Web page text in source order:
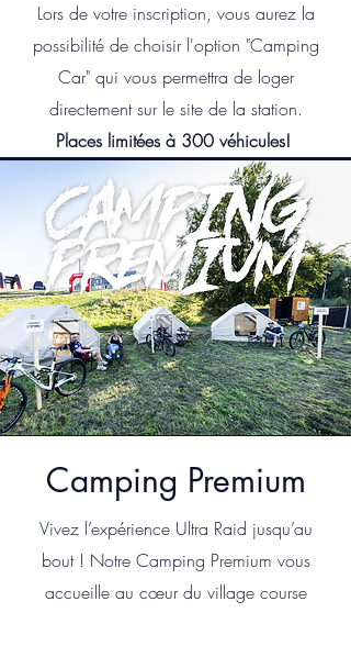
Lors de votre inscription, vous aurez la
possibilité de choisir l'option "Camping
Car" qui vous permettra de loger
directement sur le site de la station.
Places limitées à 300 véhicules!
Camping Premium
Vivez l’expérience Ultra Raid jusqu’au
bout ! Notre Camping Premium vous
accueille au cœur du village course